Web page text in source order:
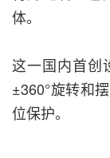
体。
这一国内首创
±360°旋转和
位保护。